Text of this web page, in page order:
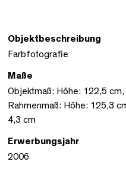
Objektbeschreibung
Farbfotografie
Maße
Objektmaß: Höhe: 122,5
Rahmenmaß: Höhe: 125,3
4,3 cm
Erwerbungsjahr
2006